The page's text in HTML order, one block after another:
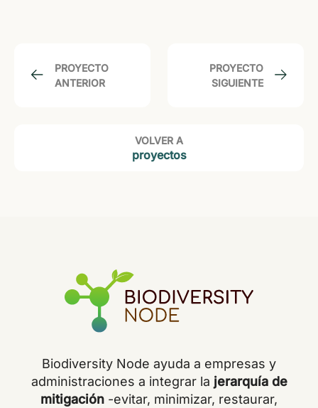
PROYECTO
ANTERIOR
PROYECTO
SIGUIENTE
VOLVER A
proyectos
Biodiversity Node ayuda a empresas y
administraciones a integrar la jerarquía de
mitigación -evitar, minimizar, restaurar,